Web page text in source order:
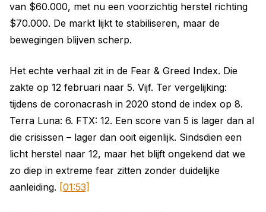
van $60.000, met nu een voorzichtig herstel richting
$70.000. De markt lijkt te stabiliseren, maar de
bewegingen blijven scherp.
Het echte verhaal zit in de Fear & Greed Index. Die
zakte op 12 februari naar 5. Vijf. Ter vergelijking:
tijdens de coronacrash in 2020 stond de index op 8.
Terra Luna: 6. FTX: 12. Een score van 5 is lager dan al
die crisissen – lager dan ooit eigenlijk. Sindsdien een
licht herstel naar 12, maar het blijft ongekend dat we
zo diep in extreme fear zitten zonder duidelijke
aanleiding. [01:53]